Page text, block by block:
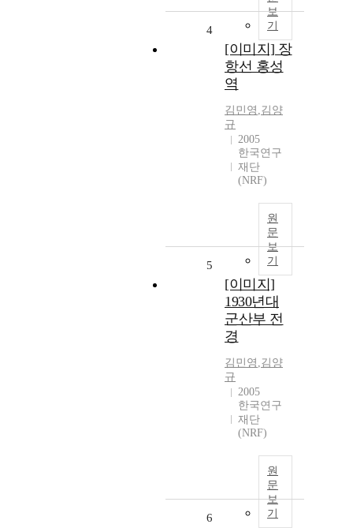
보
기
4
[이미지] 장
항선 홍성
역
김민영 ,김양
규
2005
한국연구
재단
(NRF)
원
문
보
기
5
[이미지]
1930년대
군산부 전
경
김민영 ,김양
규
2005
한국연구
재단
(NRF)
원
문
보
기
6